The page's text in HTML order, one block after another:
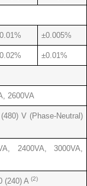
±0.005%
±0.01%
2600VA
V (Phase-Neutral)
2400VA, 3000VA,
(240) A (2)